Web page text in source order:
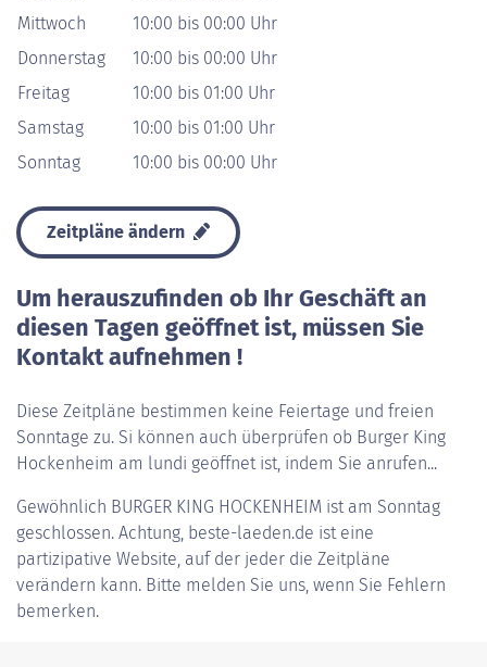
Mittwoch
10:00 bis 00:00 Uhr
Donnerstag
10:00 bis 00:00 Uhr
Freitag
10:00 bis 01:00 Uhr
Samstag
10:00 bis 01:00 Uhr
Sonntag
10:00 bis 00:00 Uhr
Zeitpläne ändern
Um herauszufinden ob Ihr Geschäft an
diesen Tagen geöffnet ist, müssen Sie
Kontakt aufnehmen !
Diese Zeitpläne bestimmen keine Feiertage und freien
Sonntage zu. Si können auch überprüfen ob Burger King
Hockenheim am lundi geöffnet ist, indem Sie anrufen...
Gewöhnlich BURGER KING HOCKENHEIM ist am Sonntag
geschlossen. Achtung, beste-laeden.de ist eine
partizipative Website, auf der jeder die Zeitpläne
verändern kann. Bitte melden Sie uns, wenn Sie Fehlern
bemerken.